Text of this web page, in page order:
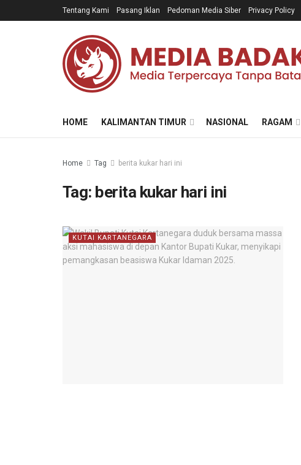
Tentang Kami Pasang Iklan Pedoman Media Siber Privacy Policy
HOME KALIMANTAN TIMUR NASIONAL RAGAM
Home Tag berita kukar hari ini
Tag: berita kukar hari ini
KUTAI KARTANEGARA